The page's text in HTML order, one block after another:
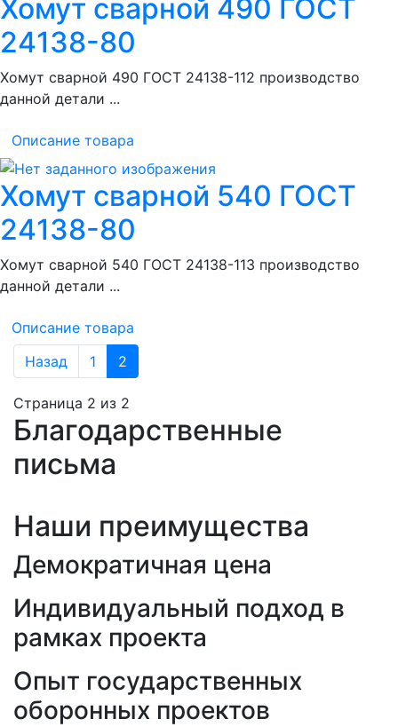
Хомут сварной 490 ГОСТ
24138-80
Хомут сварной 490 ГОСТ 24138-112 производство
данной детали ...
Описание товара
Хомут сварной 540 ГОСТ
24138-80
Хомут сварной 540 ГОСТ 24138-113 производство
данной детали ...
Описание товара
Назад
1 2
Страница 2 из 2
Благодарственные
письма
Наши преимущества
Демократичная цена
Индивидуальный подход в
рамках проекта
Опыт государственных
оборонных проектов